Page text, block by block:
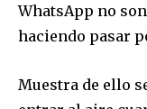
WhatsApp no
haciendo pasar
Muestra de ello